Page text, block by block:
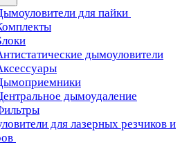
для пайки
дымоуловители
дымоудаление
для лазерных резчиков и